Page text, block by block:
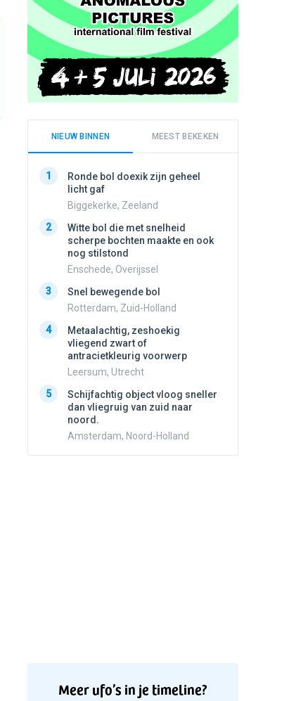
NIEUW BINNEN MEEST BEKEKEN
1
Ronde bol doexik zijn geheel
licht gaf
Biggekerke, Zeeland
2
Witte bol die met snelheid
scherpe bochten maakte en ook
nog stilstond
Enschede, Overijssel
3
Snel bewegende bol
Rotterdam, Zuid-Holland
4
Metaalachtig, zeshoekig
vliegend zwart of
antracietkleurig voorwerp
Leersum, Utrecht
5
Schijfachtig object vloog sneller
dan vliegruig van zuid naar
noord.
Amsterdam, Noord-Holland
Meer ufo’s in je timeline?